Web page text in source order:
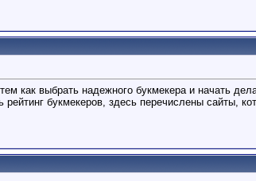
как выбрать надежного букмекера и начать
рейтинг букмекеров, здесь перечислены сайты,